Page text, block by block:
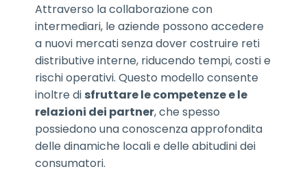
Attraverso la collaborazione con
intermediari, le aziende possono accedere
a nuovi mercati senza dover costruire reti
distributive interne, riducendo tempi, costi e
rischi operativi. Questo modello consente
inoltre di sfruttare le competenze e le
relazioni dei partner, che spesso
possiedono una conoscenza approfondita
delle dinamiche locali e delle abitudini dei
consumatori.